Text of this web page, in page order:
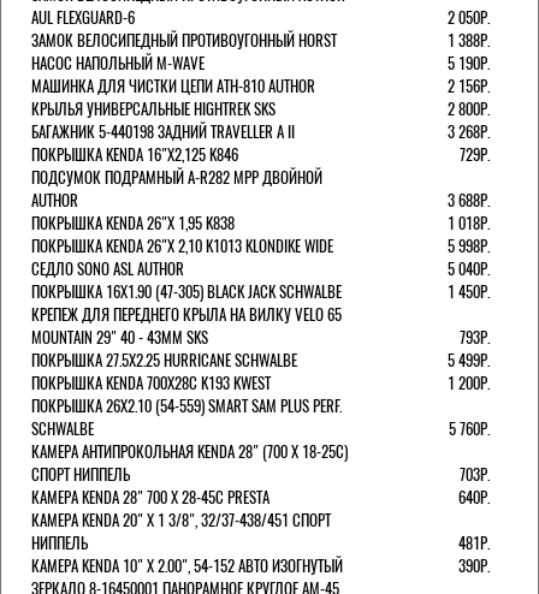
AUL FLEXGUARD-6
2 050Р.
ЗАМОК ВЕЛОСИПЕДНЫЙ ПРОТИВОУГОННЫЙ HORST
1 388Р.
НАСОС НАПОЛЬНЫЙ M-WAVE
5 190Р.
МАШИНКА ДЛЯ ЧИСТКИ ЦЕПИ ATH-810 AUTHOR
2 156Р.
КРЫЛЬЯ УНИВЕРСАЛЬНЫЕ HIGHTREK SKS
2 800Р.
БАГАЖНИК 5-440198 ЗАДНИЙ TRAVELLER A II
3 268Р.
ПОКРЫШКА KENDA 16"Х2,125 K846
729Р.
ПОДСУМОК ПОДРАМНЫЙ A-R282 MPP ДВОЙНОЙ
AUTHOR
3 688Р.
ПОКРЫШКА KENDA 26"Х 1,95 K838
1 018Р.
ПОКРЫШКА KENDA 26"Х 2,10 K1013 KLONDIKE WIDE
5 998Р.
СЕДЛО SONO ASL AUTHOR
5 040Р.
ПОКРЫШКА 16X1.90 (47-305) BLACK JACK SCHWALBE
1 450Р.
КРЕПЕЖ ДЛЯ ПЕРЕДНЕГО КРЫЛА НА ВИЛКУ VELO 65
MOUNTAIN 29" 40 - 43ММ SKS
793Р.
ПОКРЫШКА 27.5X2.25 HURRICANE SCHWALBE
5 499Р.
ПОКРЫШКА KENDA 700Х28С K193 KWEST
1 200Р.
ПОКРЫШКА 26X2.10 (54-559) SMART SAM PLUS PERF.
SCHWALBE
5 760Р.
КАМЕРА АНТИПРОКОЛЬНАЯ KENDA 28" (700 Х 18-25C)
СПОРТ НИППЕЛЬ
703Р.
КАМЕРА KENDA 28" 700 Х 28-45С PRESTA
640Р.
КАМЕРА KENDA 20" Х 1 3/8", 32/37-438/451 СПОРТ
НИППЕЛЬ
481Р.
КАМЕРА KENDA 10" Х 2.00", 54-152 АВТО ИЗОГНУТЫЙ
390Р.
ЗЕРКАЛО 8-16450001 ПАНОРАМНОЕ КРУГЛОЕ AM-45